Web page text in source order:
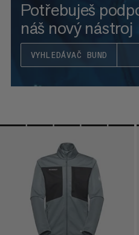
Potřebuješ
náš nový nástroj
VYHLEDÁVAČ BUND